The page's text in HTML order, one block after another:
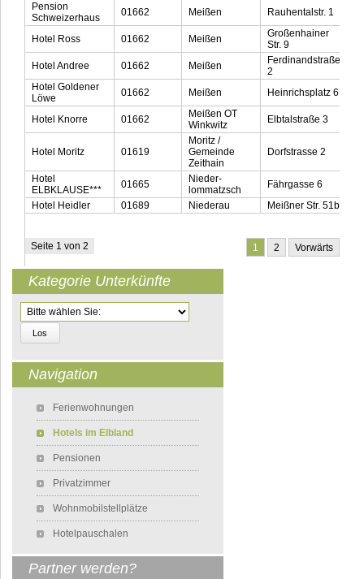
Pension
Schweizerhaus
01662 Meißen Rauhentalstr. 1
Hotel Ross 01662 Meißen
Großenhainer
Str. 9
Hotel Andree 01662 Meißen
Ferdinandstraße
2
Hotel Goldener
Löwe
01662 Meißen Heinrichsplatz 6
Hotel Knorre 01662
Meißen OT
Winkwitz
Elbtalstraße 3
Hotel Moritz 01619
Moritz /
Gemeinde
Zeithain
Dorfstrasse 2
Hotel
ELBKLAUSE***
01665
Nieder-
lommatzsch
Fährgasse 6
Hotel Heidler
01689 Niederau Meißner Str. 51b
Seite 1 von 2 1 2 Vorwärts
Kategorie Unterkünfte
Zielseite
Navigation
Ferienwohnungen
Hotels im Elbland
Pensionen
Privatzimmer
Wohnmobilstellplätze
Hotelpauschalen
Partner werden?